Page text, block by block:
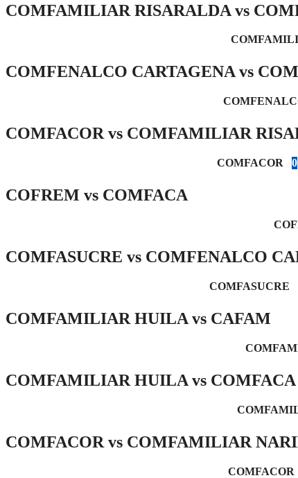
COMFAMILIAR RISARALDA vs
COMFENALCO CARTAGENA vs
COMFACOR vs COMFAMILIAR
COMFACOR 0
COFREM vs COMFACA
COMFASUCRE vs COMFENALCO
COMFASUCRE
COMFAMILIAR HUILA vs CAFAM
COMFAMILIAR HUILA vs COMFACA
COMFACOR vs COMFAMILIAR
COMFACOR